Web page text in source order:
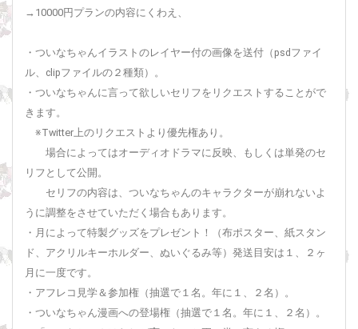
→10000円プランの内容にくわえ、
・ついなちゃんイラストのレイヤー付の画像を送付（psdファイ
ル、clipファイルの２種類）。
・ついなちゃんに言って欲しいセリフをリクエストすることがで
きます。
※Twitter上のリクエストより優先権あり。
場合によってはオーディオドラマに反映、もしくは単発のセ
リフとして公開。
セリフの内容は、ついなちゃんのキャラクターが崩れないよ
うに調整をさせていただく場合もあります。
・月によって特製グッズをプレゼント！（布ポスター、紙スタン
ド、アクリルキーホルダー、ぬいぐるみ等）発送目安は１、２ヶ
月に一度です。
・アフレコ見学＆参加権（抽選で１名。年に１、２名）。
・ついなちゃん漫画への登場権（抽選で１名。年に１、２名）。